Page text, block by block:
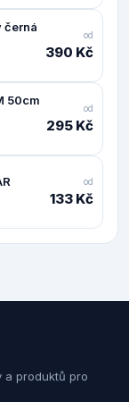
černá
od
390 Kč
50cm
od
295 Kč
od
133 Kč
a produktů pro